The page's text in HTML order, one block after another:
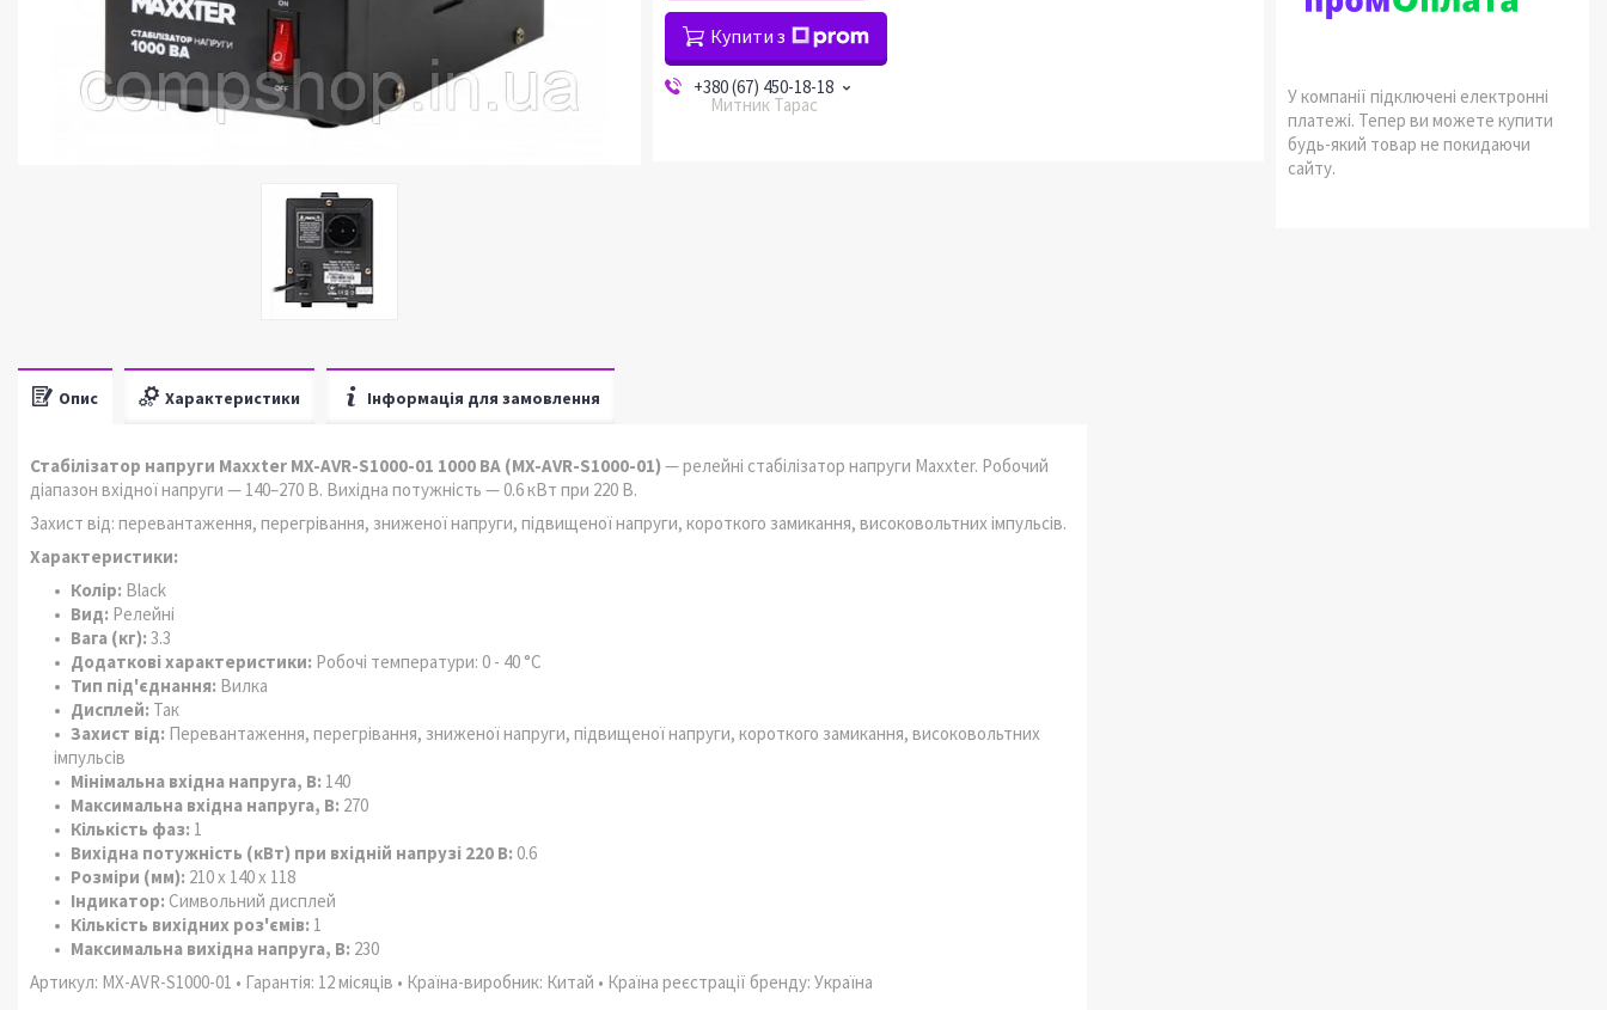
Купити з
+380 (67) 450-18-18
Митник Тарас
У компанії підключені електронні
платежі. Тепер ви можете купити
будь-який товар не покидаючи
сайту.
Опис Характеристики Інформація для замовлення
Стабілізатор напруги Maxxter MX-AVR-S1000-01 1000 ВА (MX-AVR-S1000-01)— релейні стабілізатор напруги Maxxter. Робочий
діапазон вхідної напруги — 140–270 В. Вихідна потужність — 0.6 кВт при 220 В.
Захист від: перевантаження, перегрівання, зниженої напруги, підвищеної напруги, короткого замикання, високовольтних імпульсів.
Характеристики:
Колір: Black
Вид: Релейні
Вага (кг): 3.3
Додаткові характеристики: Робочі температури: 0 - 40 °C
Тип під'єднання: Вилка
Дисплей: Так
Захист від: Перевантаження, перегрівання, зниженої напруги, підвищеної напруги, короткого замикання, високовольтних
імпульсів
Мінімальна вхідна напруга, В: 140
Максимальна вхідна напруга, В: 270
Кількість фаз: 1
Вихідна потужність (кВт) при вхідній напрузі 220 В: 0.6
Розміри (мм): 210 x 140 x 118
Індикатор: Символьний дисплей
Кількість вихідних роз'ємів: 1
Максимальна вихідна напруга, В: 230
Артикул: MX-AVR-S1000-01 • Гарантія: 12 місяців • Країна-виробник: Китай • Країна реєстрації бренду: Україна